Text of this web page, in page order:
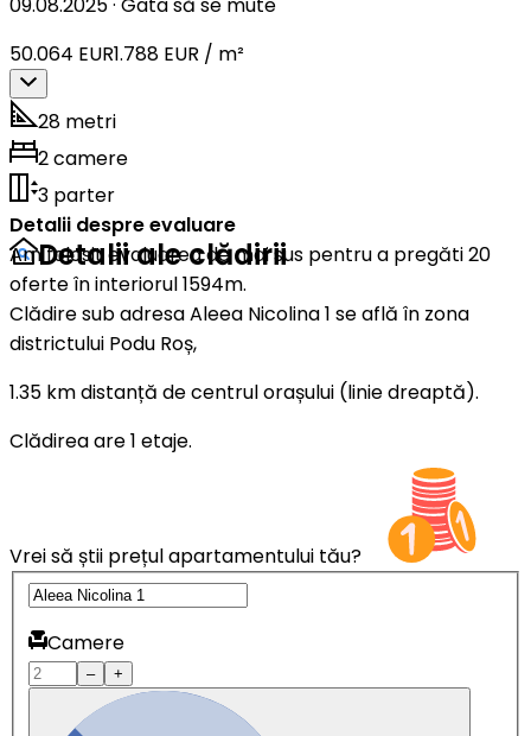
50.064 EUR1.788 EUR / m²
28 metri
2 camere
3 parter
Detalii despre evaluare
Am folosit evaluarea de mai sus pentru a pregăti 20
oferte în interiorul 1594m.
Detalii ale clădirii
Clădire sub adresa Aleea Nicolina 1 se află în zona
districtului Podu Roș,
1.35 km distanță de centrul orașului (linie dreaptă).
Clădirea are 1 etaje.
Vrei să știi prețul apartamentului tău?
Camere
– +